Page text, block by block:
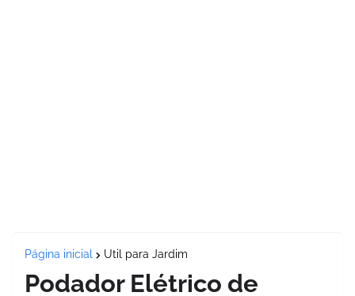
Página inicial Util para Jardim
Podador Elétrico de